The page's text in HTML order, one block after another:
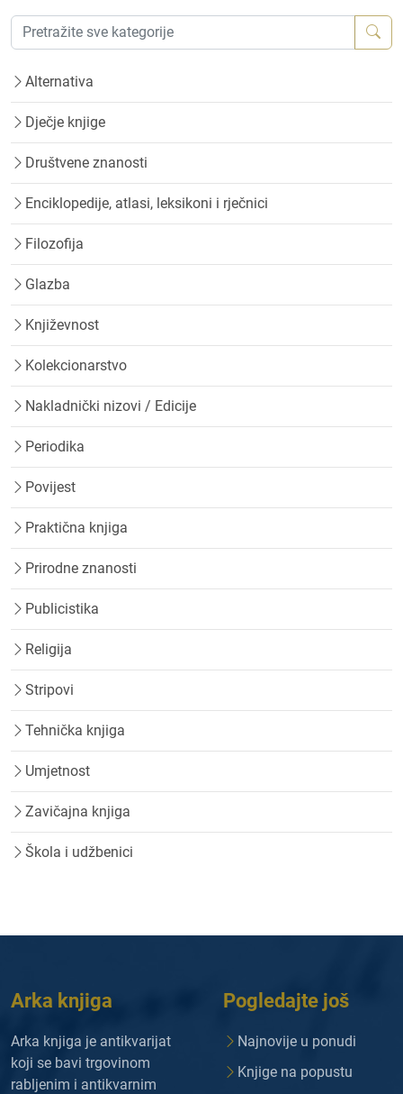
Alternativa
Dječje knjige
Društvene znanosti
Enciklopedije, atlasi, leksikoni i rječnici
Filozofija
Glazba
Književnost
Kolekcionarstvo
Nakladnički nizovi / Edicije
Periodika
Povijest
Praktična knjiga
Prirodne znanosti
Publicistika
Religija
Stripovi
Tehnička knjiga
Umjetnost
Zavičajna knjiga
Škola i udžbenici
Arka knjiga
Arka knjiga je antikvarijat
koji se bavi trgovinom
rabljenim i antikvarnim
Pogledajte još
Najnovije u ponudi
Knjige na popustu